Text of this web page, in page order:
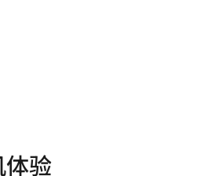
验